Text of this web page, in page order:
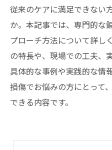
従来のケアに満足できない
か。本記事では、専門的な
プローチ方法について詳し
の特長や、現場での工夫、
具体的な事例や実践的な情
損傷でお悩みの方にとって
できる内容です。